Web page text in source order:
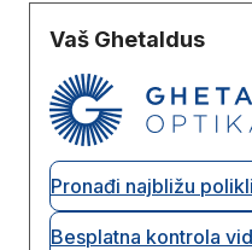
Vaš Ghetaldus
Pronađi najbližu
Besplatna kontrola